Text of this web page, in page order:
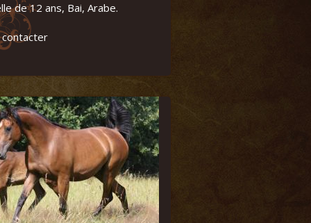
de 12 ans, Bai, Arabe.